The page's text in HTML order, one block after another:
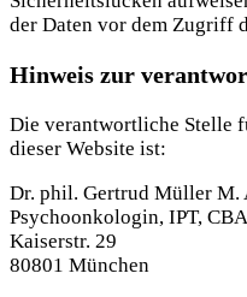
der Daten vor dem Zugriff
Hinweis zur
Die verantwortliche Stelle
dieser Website ist:
Dr. phil. Gertrud Müller M.
Psychoonkologin, IPT,
Kaiserstr. 29
80801 München